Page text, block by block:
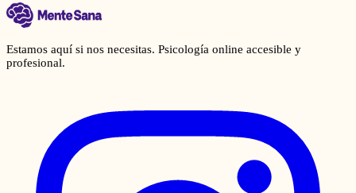
Estamos aquí si nos necesitas. Psicología online accesible y
profesional.